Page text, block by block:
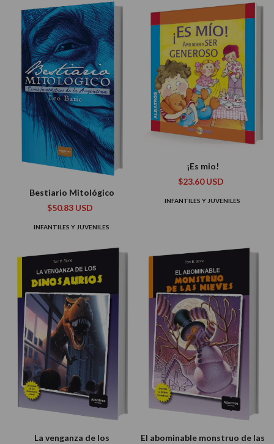
Bestiario Mitológico
$50.83 USD
INFANTILES Y JUVENILES
¡Es mio!
$23.60 USD
INFANTILES Y JUVENILES
La venganza de los
El abominable monstruo de las